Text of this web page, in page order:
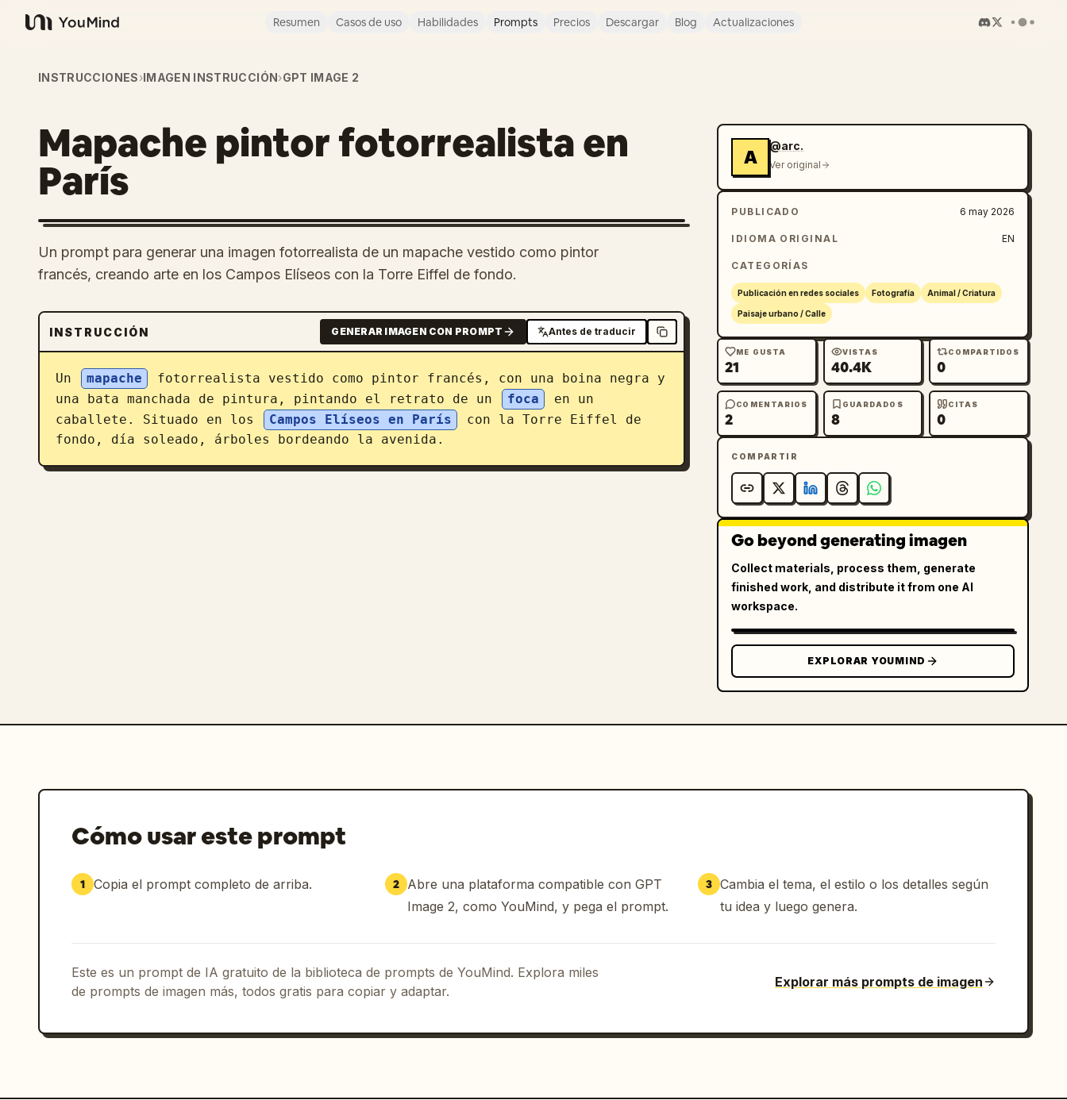
YouMind
Resumen Casos de uso Habilidades Prompts Precios Descargar Blog Actualizaciones
INSTRUCCIONES›IMAGEN INSTRUCCIÓN›GPT IMAGE 2
Mapache pintor fotorrealista en
París
Un prompt para generar una imagen fotorrealista de un mapache vestido como pintor
francés, creando arte en los Campos Elíseos con la Torre Eiffel de fondo.
INSTRUCCIÓN GENERAR IMAGEN CON PROMPT Antes de traducir
Un mapache
fotorrealista vestido como pintor francés, con una boina negra y
una bata manchada de pintura, pintando el retrato de un
foca
en un
caballete. Situado en los
Campos Elíseos en París
con la Torre Eiffel de
fondo, día soleado, árboles bordeando la avenida.
A
@arc.
Ver original
PUBLICADO 6 may 2026
IDIOMA ORIGINAL EN
CATEGORÍAS
Publicación en redes sociales Fotografía Animal / Criatura
Paisaje urbano / Calle
ME GUSTA
21
VISTAS
40.4K
COMPARTIDOS
0
COMENTARIOS
2
GUARDADOS
8
CITAS
0
COMPARTIR
Go beyond generating imagen
Collect materials, process them, generate
finished work, and distribute it from one AI
workspace.
EXPLORAR YOUMIND
Cómo usar este prompt
1 Copia el prompt completo de arriba. 2 Abre una plataforma compatible con GPT
Image 2, como YouMind, y pega el prompt.
3 Cambia el tema, el estilo o los detalles según
tu idea y luego genera.
Este es un prompt de IA gratuito de la biblioteca de prompts de YouMind. Explora miles
de prompts de imagen más, todos gratis para copiar y adaptar.
Explorar más prompts de imagen